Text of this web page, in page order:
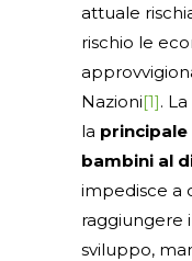
attuale
rischio le
Nazioni[1].
la
bambini al
impedisce a
raggiungere
sviluppo,